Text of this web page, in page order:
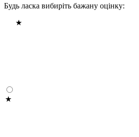
Будь ласка вибиріть бажану оцінку: